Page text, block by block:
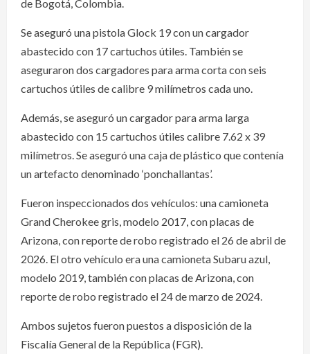
de Bogotá, Colombia.
Se aseguró una pistola Glock 19 con un cargador
abastecido con 17 cartuchos útiles. También se
aseguraron dos cargadores para arma corta con seis
cartuchos útiles de calibre 9 milímetros cada uno.
Además, se aseguró un cargador para arma larga
abastecido con 15 cartuchos útiles calibre 7.62 x 39
milímetros. Se aseguró una caja de plástico que contenía
un artefacto denominado ‘ponchallantas’.
Fueron inspeccionados dos vehículos: una camioneta
Grand Cherokee gris, modelo 2017, con placas de
Arizona, con reporte de robo registrado el 26 de abril de
2026. El otro vehículo era una camioneta Subaru azul,
modelo 2019, también con placas de Arizona, con
reporte de robo registrado el 24 de marzo de 2024.
Ambos sujetos fueron puestos a disposición de la
Fiscalía General de la República (FGR).